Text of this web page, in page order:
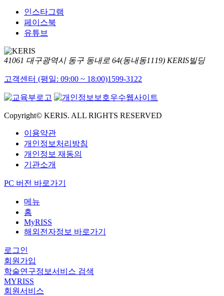
인스타그램
페이스북
유튜브
41061 대구광역시 동구 동내로 64(동내동1119) KERIS빌딩
고객센터 (평일: 09:00 ~ 18:00)1599-3122
Copyright© KERIS. ALL RIGHTS RESERVED
이용약관
개인정보처리방침
개인정보 재동의
기관소개
PC 버전 바로가기
메뉴
홈
MyRISS
해외전자정보 바로가기
로그인
회원가입
학술연구정보서비스 검색
MYRISS
회원서비스